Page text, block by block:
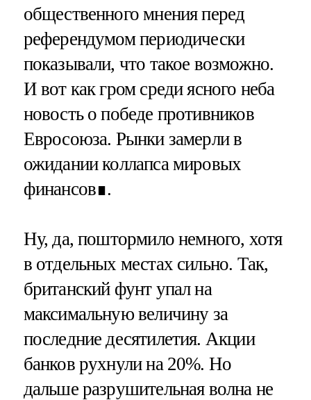
общественного мнения перед
референдумом периодически
показывали, что такое возможно.
И вот как гром среди ясного неба
новость о победе противников
Евросоюза. Рынки замерли в
ожидании коллапса мировых
финансов∎.
Ну, да, поштормило немного, хотя
в отдельных местах сильно. Так,
британский фунт упал на
максимальную величину за
последние десятилетия. Акции
банков рухнули на 20%. Но
дальше разрушительная волна не